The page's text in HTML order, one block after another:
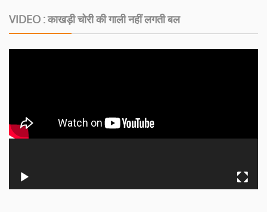
VIDEO : काखड़ी चोरी की गाली नहीं लगती बल